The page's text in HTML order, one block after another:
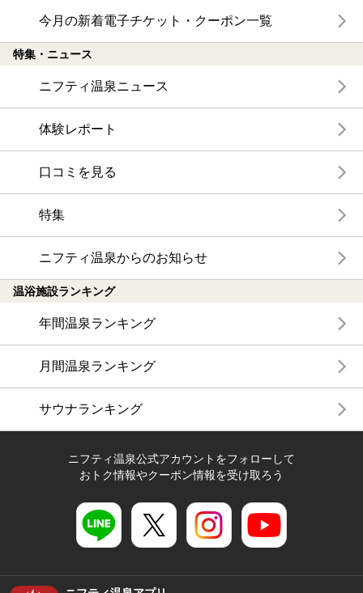
今月の新着電子チケット・クーポン一覧
特集・ニュース
ニフティ温泉ニュース
体験レポート
口コミを見る
特集
ニフティ温泉からのお知らせ
温浴施設ランキング
年間温泉ランキング
月間温泉ランキング
サウナランキング
ニフティ温泉公式アカウントをフォローして
おトク情報やクーポン情報を受け取ろう